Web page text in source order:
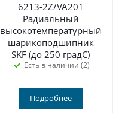
6213-2Z/VA201
Радиальный
высокотемпературный
шарикоподшипник
SKF (до 250 градС)
Есть в наличии (2)
Подробнее